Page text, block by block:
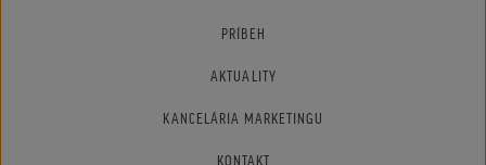
PRÍBEH
AKTUALITY
KANCELÁRIA MARKETINGU
KONTAKT